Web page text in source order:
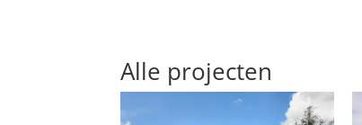
Alle projecten